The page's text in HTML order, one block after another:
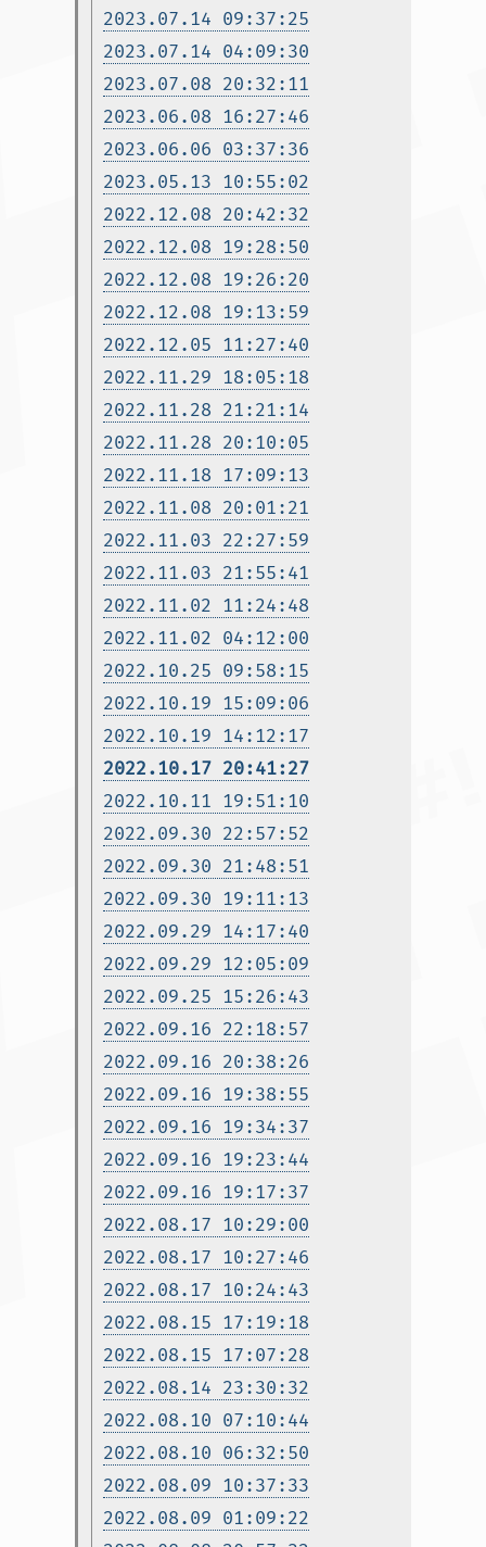
2023.07.14 09:37:25
2023.07.14 04:09:30
2023.07.08 20:32:11
2023.06.08 16:27:46
2023.06.06 03:37:36
2023.05.13 10:55:02
2022.12.08 20:42:32
2022.12.08 19:28:50
2022.12.08 19:26:20
2022.12.08 19:13:59
2022.12.05 11:27:40
2022.11.29 18:05:18
2022.11.28 21:21:14
2022.11.28 20:10:05
2022.11.18 17:09:13
2022.11.08 20:01:21
2022.11.03 22:27:59
2022.11.03 21:55:41
2022.11.02 11:24:48
2022.11.02 04:12:00
2022.10.25 09:58:15
2022.10.19 15:09:06
2022.10.19 14:12:17
2022.10.17 20:41:27
2022.10.11 19:51:10
2022.09.30 22:57:52
2022.09.30 21:48:51
2022.09.30 19:11:13
2022.09.29 14:17:40
2022.09.29 12:05:09
2022.09.25 15:26:43
2022.09.16 22:18:57
2022.09.16 20:38:26
2022.09.16 19:38:55
2022.09.16 19:34:37
2022.09.16 19:23:44
2022.09.16 19:17:37
2022.08.17 10:29:00
2022.08.17 10:27:46
2022.08.17 10:24:43
2022.08.15 17:19:18
2022.08.15 17:07:28
2022.08.14 23:30:32
2022.08.10 07:10:44
2022.08.10 06:32:50
2022.08.09 10:37:33
2022.08.09 01:09:22